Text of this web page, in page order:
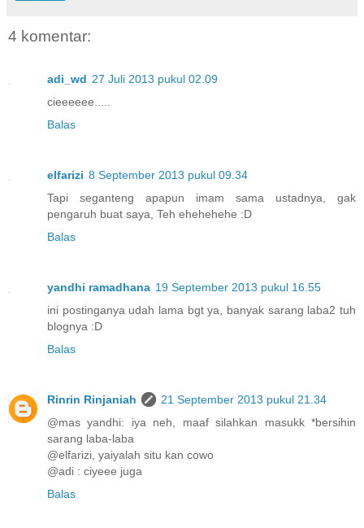
4 komentar:
adi_wd 27 Juli 2013 pukul 02.09
cieeeeee.....
Balas
elfarizi 8 September 2013 pukul 09.34
Tapi seganteng apapun imam sama ustadnya, gak
pengaruh buat saya, Teh ehehehehe :D
Balas
yandhi ramadhana 19 September 2013 pukul 16.55
ini postinganya udah lama bgt ya, banyak sarang laba2 tuh
blognya :D
Balas
Rinrin Rinjaniah
21 September 2013 pukul 21.34
@mas yandhi: iya neh, maaf silahkan masukk *bersihin
sarang laba-laba
@elfarizi, yaiyalah situ kan cowo
@adi : ciyeee juga
Balas